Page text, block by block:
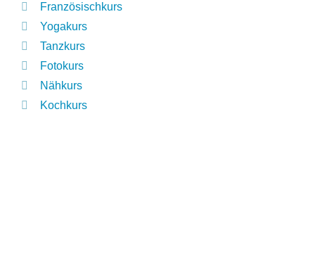
Französischkurs
Yogakurs
Tanzkurs
Fotokurs
Nähkurs
Kochkurs